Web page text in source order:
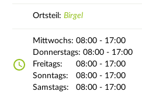
Ortsteil: Birgel
Mittwochs: 08:00 - 17:00
Donnerstags: 08:00 - 17:00
Freitags:
08:00 - 17:00
Sonntags:
08:00 - 17:00
Samstags:
08:00 - 17:00